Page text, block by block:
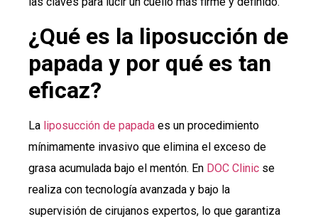
¿Qué es la liposucción de
papada y por qué es tan
eficaz?
La liposucción de papada es un procedimiento
mínimamente invasivo que elimina el exceso de
grasa acumulada bajo el mentón. En DOC Clinic se
realiza con tecnología avanzada y bajo la
supervisión de cirujanos expertos, lo que garantiza